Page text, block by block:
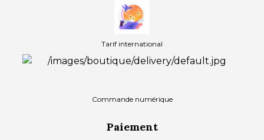
Tarif international
Commande numérique
Paiement